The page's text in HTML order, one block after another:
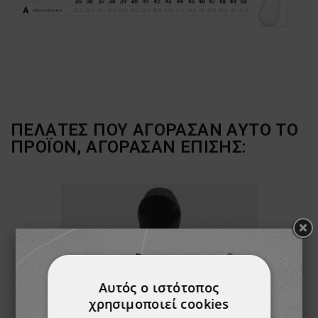
ΠΕΛΆΤΕΣ ΠΟΥ ΑΓΌΡΑΣΑΝ ΑΥΤΌ ΤΟ
ΠΡΟΪΌΝ, ΑΓΌΡΑΣΑΝ ΕΠΊΣΗΣ:
Αυτός ο ιστότοπος
χρησιμοποιεί cookies